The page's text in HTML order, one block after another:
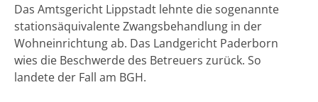
Das Amtsgericht Lippstadt lehnte die sogenannte
stationsäquivalente Zwangsbehandlung in der
Wohneinrichtung ab. Das Landgericht Paderborn
wies die Beschwerde des Betreuers zurück. So
landete der Fall am BGH.